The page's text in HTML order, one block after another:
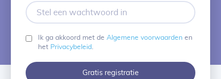
adres
een
in
Ik ga akkoord met de Algemene voorwaardenen
het Privacybeleid.
Gratis registratie